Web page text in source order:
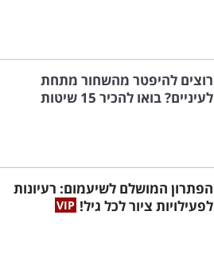
רוצים להיפטר מהשחור מתחת
לעיניים? בואו להכיר 15 שיטות
הפתרון המושלם לשיעמום: רעיונות
לפעילויות ציור לכל גיל!